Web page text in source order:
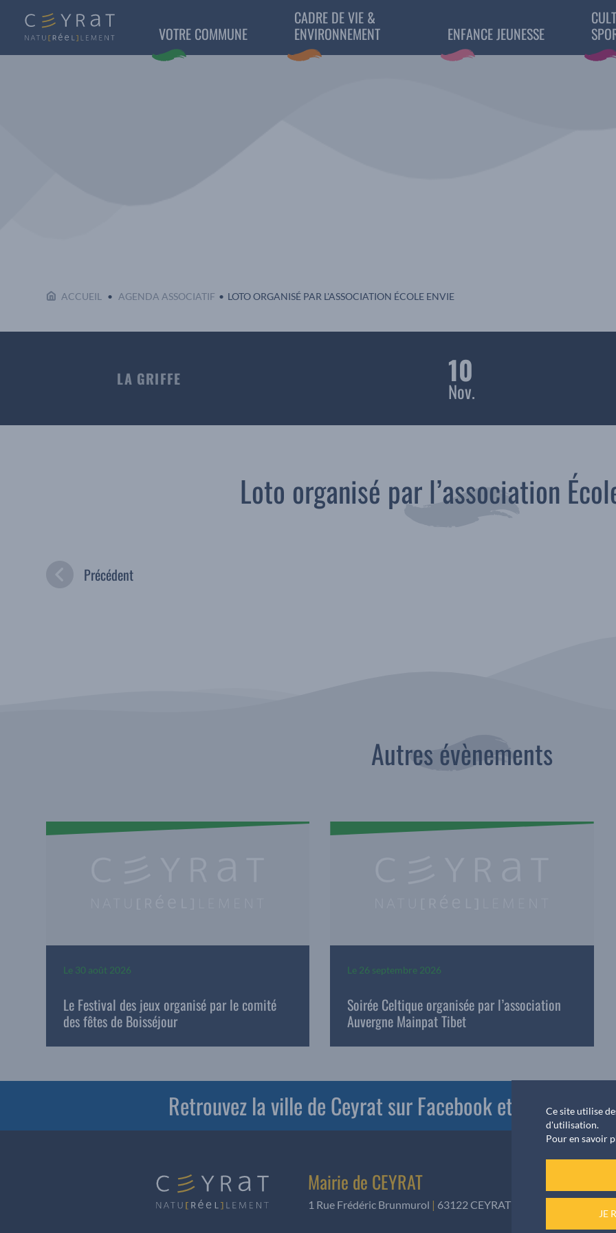
VOTRE COMMUNE
CADRE DE VIE &
ENVIRONNEMENT
ENFANCE JEUNESSE
ACCUEIL AGENDA ASSOCIATIF EN COURS :
LOTO ORGANISÉ PAR L'ASSOCIATION ÉCOLE ENVIE
LA GRIFFE 10
Nov.
Loto organisé par l’association
Précédent
Autres évènements
Le 30 août 2026
Le Festival des jeux organisé par le comité
des fêtes de Boisséjour
Le 26 septembre 2026
Soirée Celtique organisée par l’association
Auvergne Mainpat Tibet
Retrouvez la ville de Ceyrat sur Facebook et
Mairie de CEYRAT
1 Rue Frédéric Brunmurol | 63122 CEYRAT
Ce site utilise
d'utilisation.
Pour en savoir
JE